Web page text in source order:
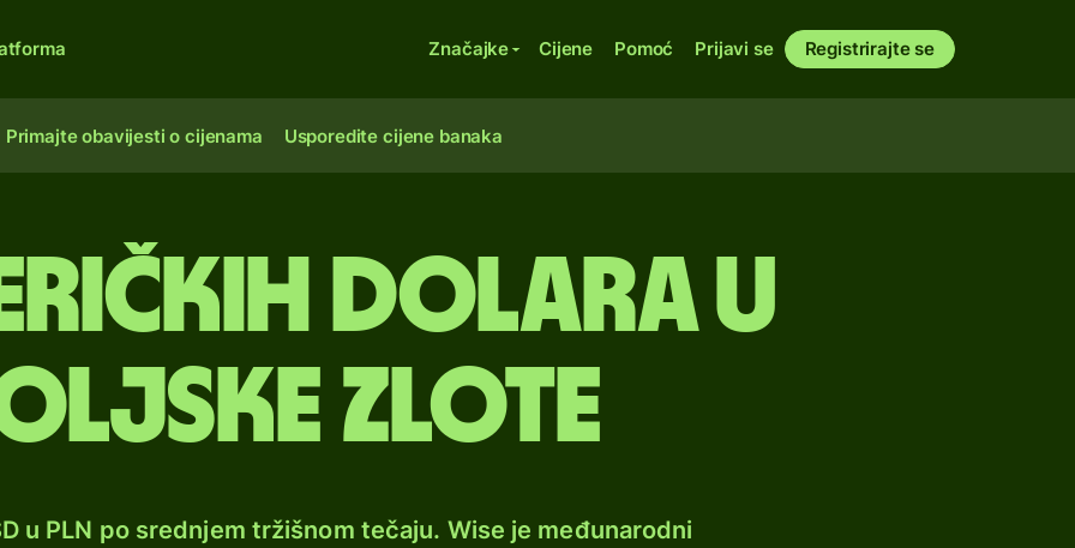
Značajke Cijene Pomoć Prijavi se Registrirajte se
Primajte obavijesti o cijenama Usporedite cijene banaka
dolara u
zlote
u PLN po srednjem tržišnom tečaju. Wise je međunarodni